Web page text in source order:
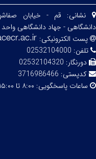
نشانی: قم - خیابان
دانشگاهی - جهاد دانشگاهی واحد
پست الکترونیکی:
تلفن: 02532104000
دورنگار: 02532104320
کدپستی: 3716986466
ساعات پاسخگویی: ۸:۰۰ تا ۱۵:۰۰